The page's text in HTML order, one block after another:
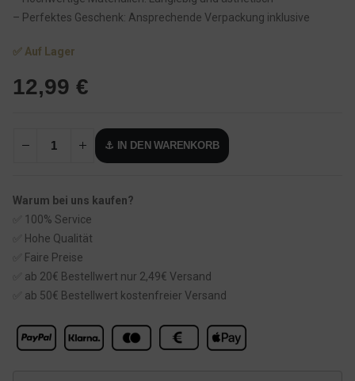
– Perfektes Geschenk: Ansprechende Verpackung inklusive
✅ Auf Lager
12,99 €
⚓ IN DEN WARENKORB
Warum bei uns kaufen?
✅ 100% Service
✅ Hohe Qualität
✅ Faire Preise
✅ ab 20€ Bestellwert nur 2,49€ Versand
✅ ab 50€ Bestellwert kostenfreier Versand